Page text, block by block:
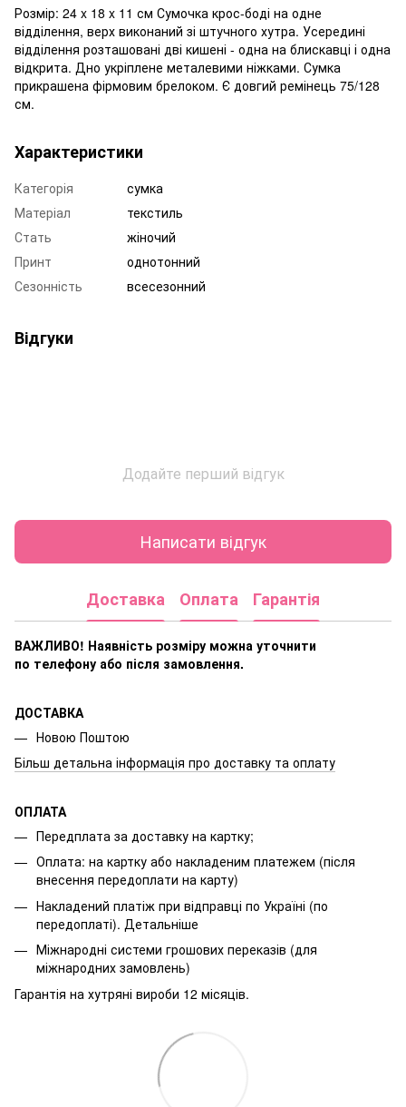
Розмір: 24 x 18 x 11 см Сумочка крос-боді на одне
відділення, верх виконаний зі штучного хутра. Усередині
відділення розташовані дві кишені - одна на блискавці і одна
відкрита. Дно укріплене металевими ніжками. Сумка
прикрашена фірмовим брелоком. Є довгий ремінець 75/128
см.
Характеристики
Категорія
сумка
Матеріал
текстиль
Стать
жіночий
Принт
однотонний
Сезонність
всесезонний
Відгуки
Додайте перший відгук
Написати відгук
Доставка Оплата Гарантія
ВАЖЛИВО! Наявність розміру можна уточнити
по телефону або після замовлення.
ДОСТАВКА
Новою Поштою
Більш детальна інформація про доставку та оплату
ОПЛАТА
Передплата за доставку на картку;
Оплата: на картку або накладеним платежем (після
внесення передоплати на карту)
Накладений платіж при відправці по Україні (по
передоплаті). Детальніше
Міжнародні системи грошових переказів (для
міжнародних замовлень)
Гарантія на хутряні вироби 12 місяців.